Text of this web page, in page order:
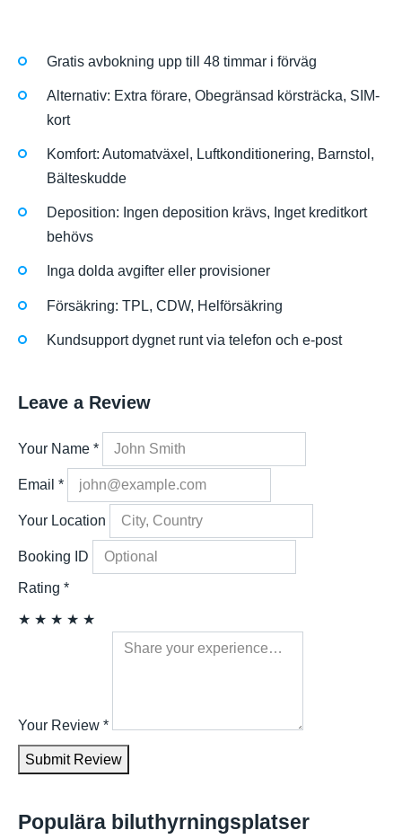
Gratis avbokning upp till 48 timmar i förväg
Alternativ: Extra förare, Obegränsad körsträcka, SIM-
kort
Komfort: Automatväxel, Luftkonditionering, Barnstol,
Bälteskudde
Deposition: Ingen deposition krävs, Inget kreditkort
behövs
Inga dolda avgifter eller provisioner
Försäkring: TPL, CDW, Helförsäkring
Kundsupport dygnet runt via telefon och e-post
Leave a Review
Your Name *
Email *
Your Location
Booking ID
Rating *
★ ★ ★ ★ ★
Your Review *
Submit Review
Populära biluthyrningsplatser